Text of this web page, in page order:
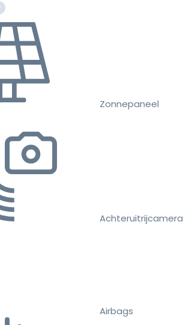
Zonnepaneel
Achteruitrijcamera
Airbags